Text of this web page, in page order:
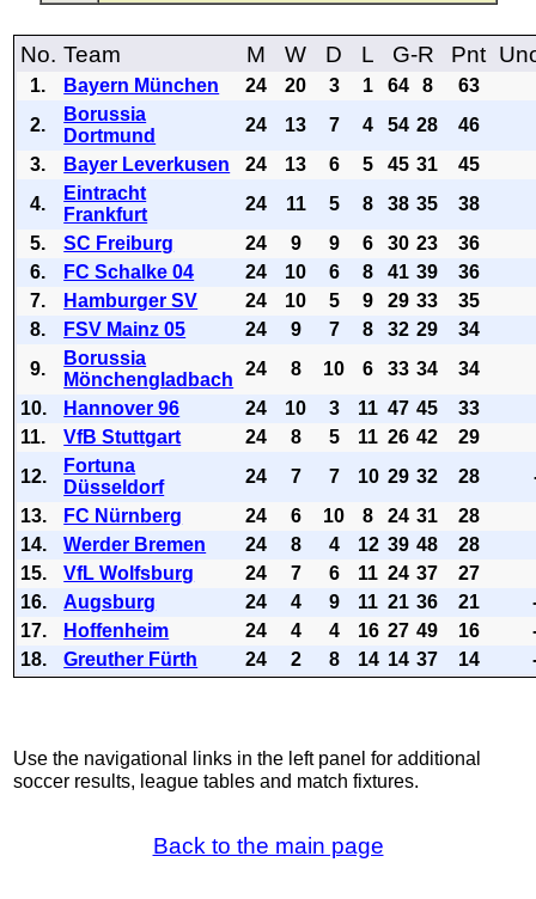
No. Team M W D L G-R Pnt
1. Bayern München 24 20 3 1 64 8 63
2.
Borussia
Dortmund
24 13 7 4 54 28 46
3.
Bayer Leverkusen 24 13 6 5 45 31
45
4.
Eintracht
Frankfurt
24 11 5 8 38 35
38
5.
SC Freiburg 24 9 9 6 30 23
36
6.
FC Schalke 04 24 10 6 8 41 39
36
7.
Hamburger SV 24 10 5 9 29 33
35
8.
FSV Mainz 05 24 9 7 8 32 29
34
9.
Borussia
Mönchengladbach
24 8 10 6 33 34
34
10.
Hannover 96 24 10 3 11 47 45
33
11.
VfB Stuttgart 24 8 5 11 26 42
29
12.
Fortuna
Düsseldorf
24 7 7 10 29 32 28
13.
FC Nürnberg 24 6 10 8 24 31
28
14.
Werder Bremen 24 8 4 12 39 48
28
15.
VfL Wolfsburg 24 7 6 11 24 37
27
16.
Augsburg 24 4 9 11 21 36 21
17.
Hoffenheim 24 4 4 16 27 49 16
18.
Greuther Fürth 24 2 8 14 14 37 14
Use the navigational links in the left panel for additional
soccer results, league tables and match fixtures.
Back to the main page